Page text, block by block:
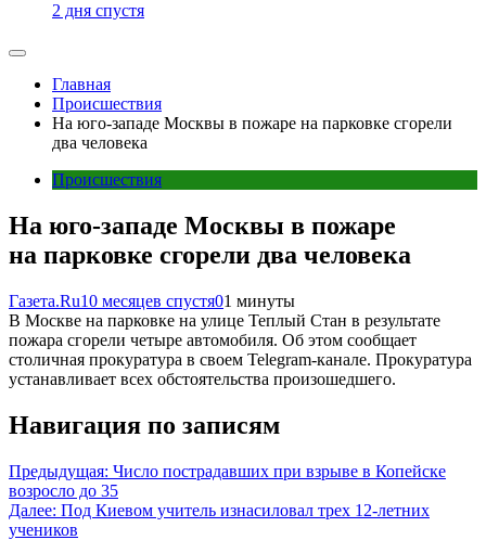
2 дня спустя
Главная
Происшествия
На юго-западе Москвы в пожаре на парковке сгорели
два человека
Происшествия
На юго-западе Москвы в пожаре
на парковке сгорели два человека
Газета.Ru10 месяцев спустя01 минуты
В Москве на парковке на улице Теплый Стан в результате
пожара сгорели четыре автомобиля. Об этом сообщает
столичная прокуратура в своем Telegram-канале. Прокуратура
устанавливает всех обстоятельства произошедшего.
Навигация по записям
Предыдущая: Число пострадавших при взрыве в Копейске
возросло до 35
Далее: Под Киевом учитель изнасиловал трех 12-летних
учеников